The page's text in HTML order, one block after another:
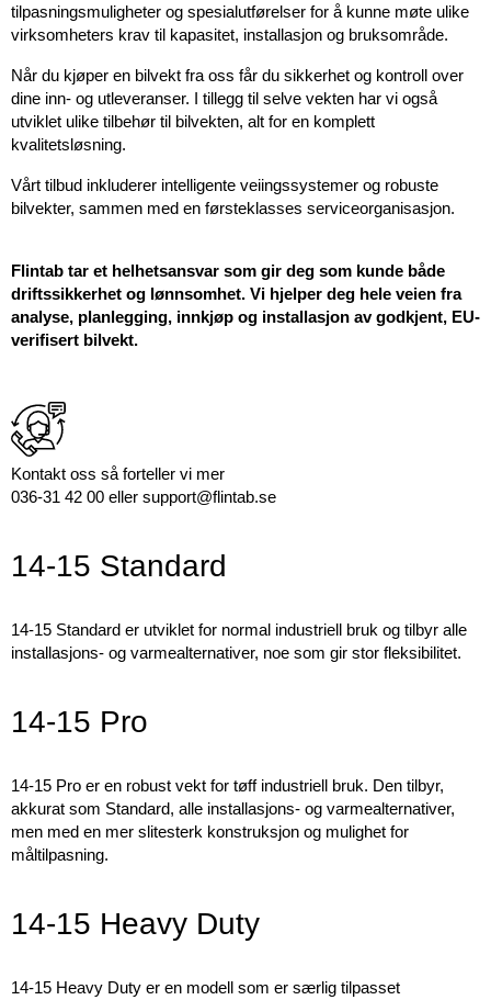
tilpasningsmuligheter og spesialutførelser for å kunne møte ulike
virksomheters krav til kapasitet, installasjon og bruksområde.
Når du kjøper en bilvekt fra oss får du sikkerhet og kontroll over
dine inn- og utleveranser. I tillegg til selve vekten har vi også
utviklet ulike tilbehør til bilvekten, alt for en komplett
kvalitetsløsning.
Vårt tilbud inkluderer intelligente veiingssystemer og robuste
bilvekter, sammen med en førsteklasses serviceorganisasjon.
Flintab tar et helhetsansvar som gir deg som kunde både
driftssikkerhet og lønnsomhet. Vi hjelper deg hele veien fra
analyse, planlegging, innkjøp og installasjon av godkjent, EU-
verifisert bilvekt.
Kontakt oss så forteller vi mer
036-31 42 00 eller support@flintab.se
14-15 Standard
14-15 Standard er utviklet for normal industriell bruk og tilbyr alle
installasjons- og varmealternativer, noe som gir stor fleksibilitet.
14-15 Pro
14-15 Pro er en robust vekt for tøff industriell bruk. Den tilbyr,
akkurat som Standard, alle installasjons- og varmealternativer,
men med en mer slitesterk konstruksjon og mulighet for
måltilpasning.
14-15 Heavy Duty
14-15 Heavy Duty er en modell som er særlig tilpasset